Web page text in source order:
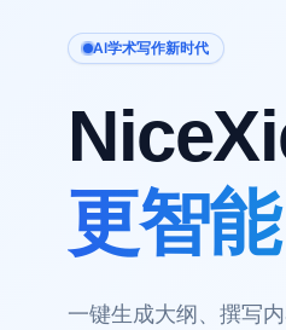
AI学术写作新时代
更智
一键生成大纲、撰写